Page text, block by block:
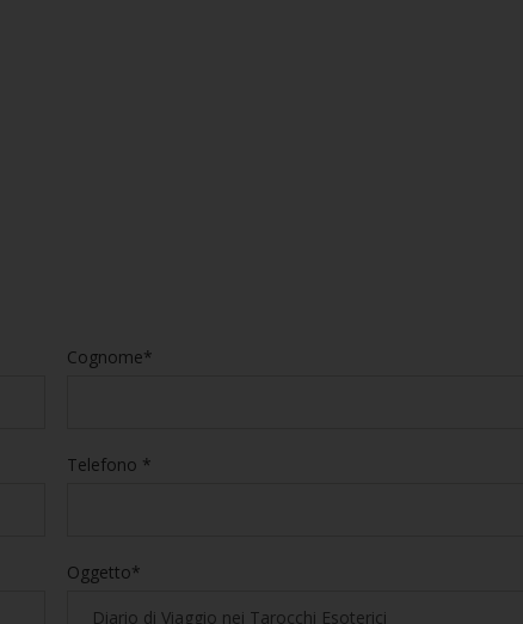
Cognome*
Telefono *
Oggetto*